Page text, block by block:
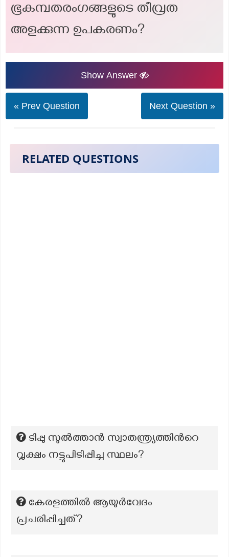
ഭൂകമ്പതരംഗങ്ങളുടെ തീവ്രത
അളക്കുന്ന ഉപകരണം?
Show Answer
« Prev Question Next Question »
RELATED QUESTIONS
ടിപ്പു സുൽത്താൻ സ്വാതന്ത്ര്യത്തിന്‍റെ
വൃക്ഷം നട്ടുപിടിപ്പിച്ച സ്ഥലം?
കേരളത്തിൽ ആയുർവേദം
പ്രചരിപ്പിച്ചത്?